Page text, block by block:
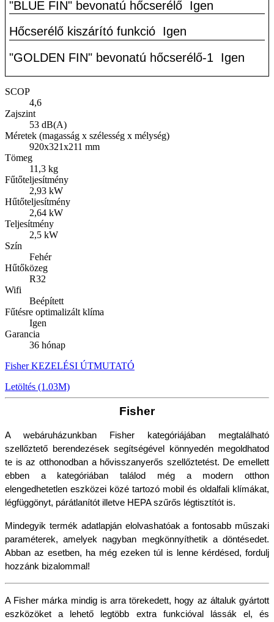
"BLUE FIN" bevonatú hőcserélő
Igen
Hőcserélő kiszárító funkció
Igen
"GOLDEN FIN" bevonatú hőcserélő-1
Igen
SCOP
4,6
Zajszint
53 dB(A)
Méretek (magasság x szélesség x mélység)
920x321x211 mm
Tömeg
11,3 kg
Fűtőteljesítmény
2,93 kW
Hűtőteljesítmény
2,64 kW
Teljesítmény
2,5 kW
Szín
Fehér
Hűtőközeg
R32
Wifi
Beépített
Fűtésre optimalizált klíma
Igen
Garancia
36 hónap
Fisher KEZELÉSI ÚTMUTATÓ
Letöltés (1.03M)
Fisher
A webáruházunkban Fisher kategóriájában megtalálható
szellőztető berendezések segítségével könnyedén megoldhatod
te is az otthonodban a hővisszanyerős szellőztetést. De emellett
ebben a kategóriában találod még a modern otthon
elengedhetetlen eszközei közé tartozó mobil és oldalfali klímákat,
légfüggönyt, párátlanítót illetve HEPA szűrős légtisztítót is.
Mindegyik termék adatlapján elolvashatóak a fontosabb műszaki
paraméterek, amelyek nagyban megkönnyíthetik a döntésedet.
Abban az esetben, ha még ezeken túl is lenne kérdésed, fordulj
hozzánk bizalommal!
A Fisher márka mindig is arra törekedett, hogy az általuk gyártott
eszközöket a lehető legtöbb extra funkcióval lássák el, és